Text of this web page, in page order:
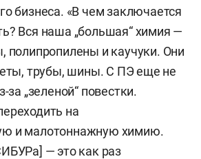
бизнеса. «В чем заключается
Вся наша „большая“ химия —
полипропилены и каучуки. Они
трубы, шины. С ПЭ еще не
за „зеленой“ повестки.
на
и малотоннажную химию.
— это как раз